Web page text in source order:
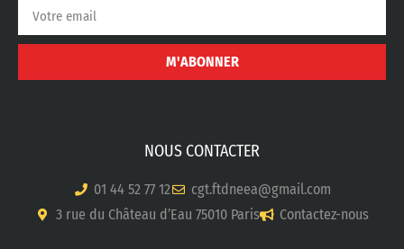
M'ABONNER
NOUS CONTACTER
01 44 52 77 12
cgt.ftdneea@gmail.com
3 rue du Château d’Eau 75010 Paris
Contactez-nous